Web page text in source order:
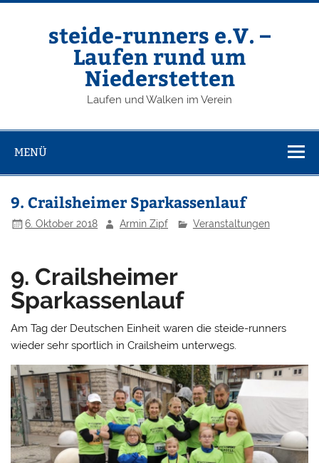
Zum
steide-runners e.V. –
Laufen rund um
Niederstetten
Laufen und Walken im Verein
MENÜ
9. Crailsheimer Sparkassenlauf
6. Oktober 2018 Armin Zipf Veranstaltungen
9. Crailsheimer
Sparkassenlauf
Am Tag der Deutschen Einheit waren die steide-runners
wieder sehr sportlich in Crailsheim unterwegs.